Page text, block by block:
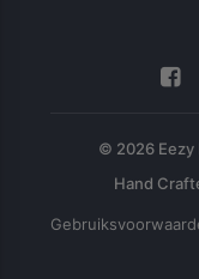
© 2026 Eezy